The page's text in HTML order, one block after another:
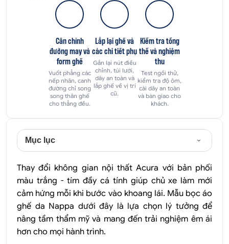
Căn chỉnh
đường may và
form ghế
Vuốt phẳng các
nếp nhăn, canh
đường chỉ song
song thân ghế
cho thẳng đều.
Lắp lại ghế và
các chi tiết phụ
Gắn lại nút điều
chỉnh, túi lưới,
dây an toàn và
lắp ghế về vị trí
cũ.
Kiểm tra tổng
thể và nghiệm
thu
Test ngồi thử,
kiểm tra độ ôm,
cài dây an toàn
và bàn giao cho
khách.
Mục lục
Thay đổi không gian nội thất Acura với bản phối
màu trắng - tím đầy cá tính giúp chủ xe làm mới
cảm hứng mỗi khi bước vào khoang lái. Mẫu bọc áo
ghế da Nappa dưới đây là lựa chọn lý tưởng để
nâng tầm thẩm mỹ và mang đến trải nghiệm êm ái
hơn cho mọi hành trình.